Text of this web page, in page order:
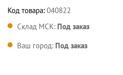
Код товара: 040822
Склад МСК: Под заказ
Ваш город: Под заказ